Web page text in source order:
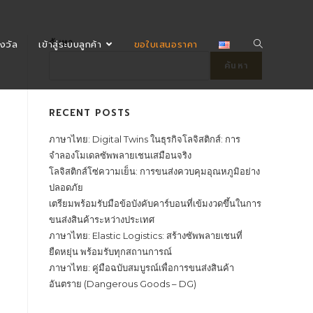
วัล เข้าสู่ระบบลูกค้า ขอใบเสนอราคา
ค้นหา
ค้นหา
RECENT POSTS
ภาษาไทย: Digital Twins ในธุรกิจโลจิสติกส์: การ
จำลองโมเดลซัพพลายเชนเสมือนจริง
โลจิสติกส์โซ่ความเย็น: การขนส่งควบคุมอุณหภูมิอย่าง
ปลอดภัย
เตรียมพร้อมรับมือข้อบังคับคาร์บอนที่เข้มงวดขึ้นในการ
ขนส่งสินค้าระหว่างประเทศ
ภาษาไทย: Elastic Logistics: สร้างซัพพลายเชนที่
ยืดหยุ่น พร้อมรับทุกสถานการณ์
ภาษาไทย: คู่มือฉบับสมบูรณ์เพื่อการขนส่งสินค้า
อันตราย (Dangerous Goods – DG)